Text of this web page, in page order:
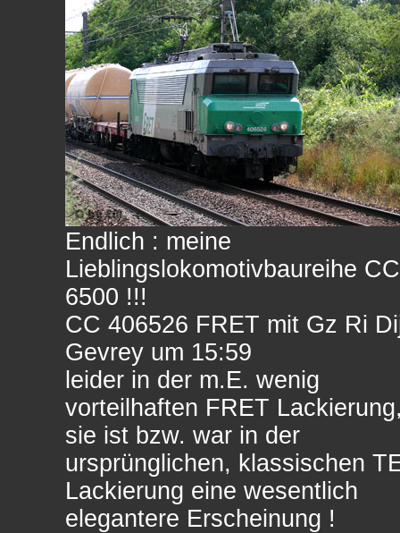
Endlich : meine
Lieblingslokomotivbaureihe CC
6500 !!!
CC 406526 FRET mit Gz Ri
Gevrey um 15:59
leider in der m.E. wenig
vorteilhaften FRET
sie ist bzw. war in der
ursprünglichen, klassischen
Lackierung eine wesentlich
elegantere Erscheinung !